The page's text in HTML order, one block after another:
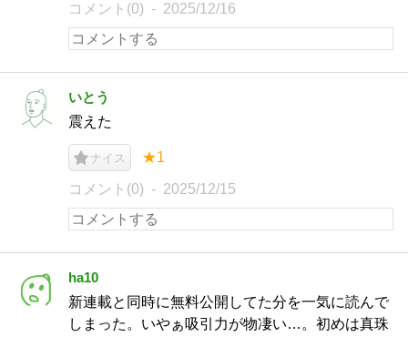
コメント(0) 2025/12/16
いとう
震えた
ナイス ★1
コメント(0) 2025/12/15
ha10
新連載と同時に無料公開してた分を一気に読んで
しまった。いやぁ吸引力が物凄い…。初めは真珠